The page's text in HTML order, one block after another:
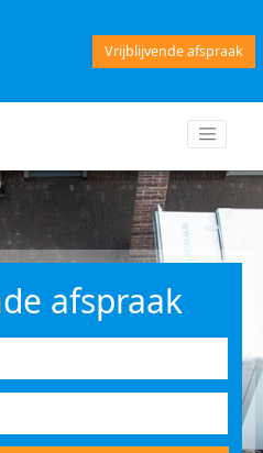
Vrijblijvende afspraak
afspraak